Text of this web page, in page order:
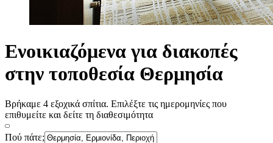
Ενοικιαζόμενα για διακοπές
στην τοποθεσία Θερμησία
Βρήκαμε 4 εξοχικά σπίτια. Επιλέξτε τις ημερομηνίες που
επιθυμείτε και δείτε τη διαθεσιμότητα
Πού πάτε;